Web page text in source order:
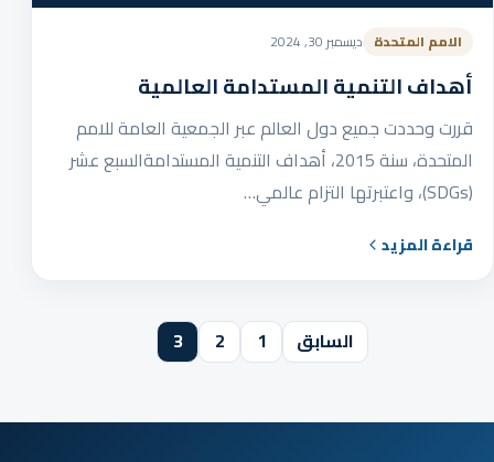
الامم المتحدة ديسمبر 30, 2024
أهداف التنمية المستدامة العالمية
قررت وحددت جميع دول العالم عبر الجمعية العامة للامم
المتحدة، سنة 2015، أهداف التنمية المستدامةالسبع عشر
(SDGs)، واعتبرتها التزام عالمي…
قراءة المزيد
تعدد صفحات المقالات
السابق 1
2
3